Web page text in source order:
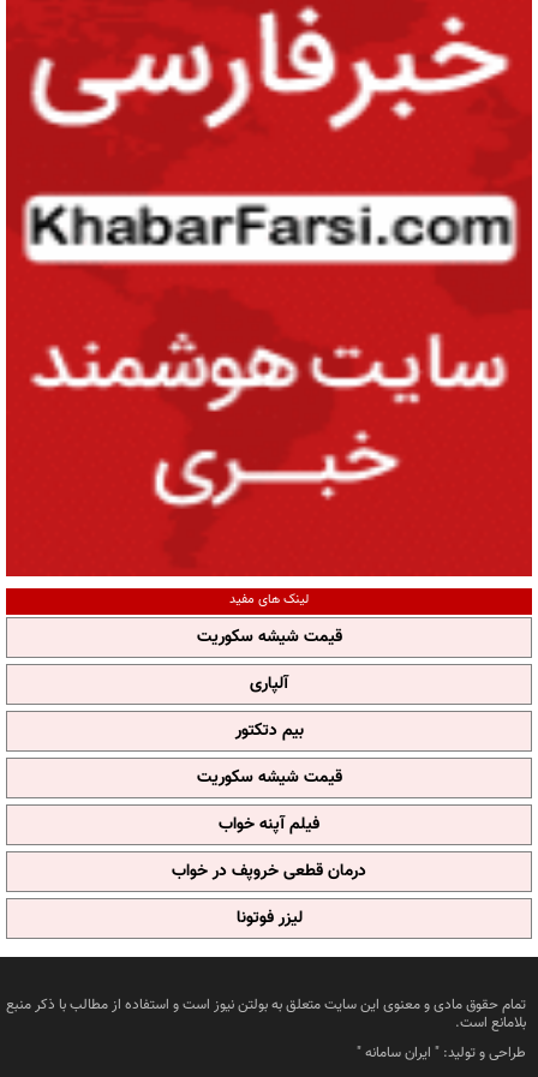
لینک های مفید
قیمت شیشه سکوریت
آلپاری
بیم دتکتور
قیمت شیشه سکوریت
فیلم آپنه خواب
درمان قطعی خروپف در خواب
لیزر فوتونا
تمام حقوق مادی و معنوی این سایت متعلق به بولتن نیوز است و استفاده از مطالب با ذکر منبع
بلامانع است.
طراحی و تولید: " ایران سامانه"